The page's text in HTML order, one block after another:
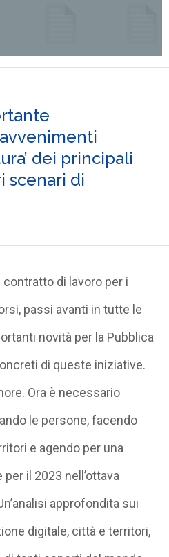
dei principali
scenari di
contratto di lavoro per i
passi avanti in tutte le
novità per la Pubblica
di queste iniziative.
Ora è necessario
le persone, facendo
e agendo per una
il 2023 nell’ottava
approfondita sui
digitale, città e territori,